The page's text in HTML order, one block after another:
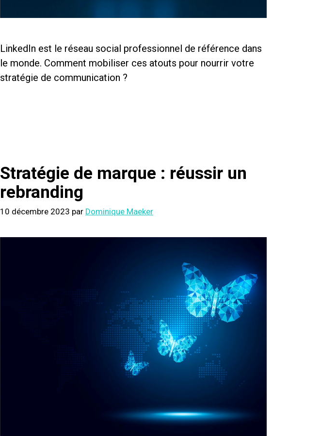
LinkedIn est le réseau social professionnel de référence dans
le monde. Comment mobiliser ces atouts pour nourrir votre
stratégie de communication ?
Stratégie de marque : réussir un
rebranding
10 décembre 2023 par Dominique Maeker